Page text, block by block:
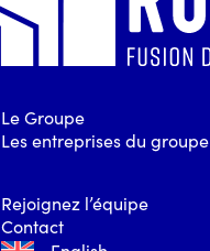
Le Groupe
Les entreprises du groupe
Rejoignez l’équipe
Contact